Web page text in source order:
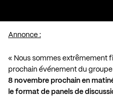
Annonce :
« Nous sommes extrêmement
prochain événement du
8 novembre prochain en
le format de panels de